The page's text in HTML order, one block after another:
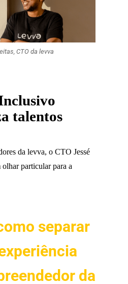
CTO da levva
talentos
da levva, o CTO Jessé
particular para a
separar
da